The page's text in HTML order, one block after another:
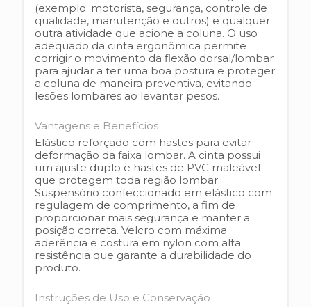
(exemplo: motorista, segurança, controle de
qualidade, manutenção e outros) e qualquer
outra atividade que acione a coluna. O uso
adequado da cinta ergonômica permite
corrigir o movimento da flexão dorsal/lombar
para ajudar a ter uma boa postura e proteger
a coluna de maneira preventiva, evitando
lesões lombares ao levantar pesos.
Vantagens e Benefícios
Elástico reforçado com hastes para evitar
deformação da faixa lombar. A cinta possui
um ajuste duplo e hastes de PVC maleável
que protegem toda região lombar.
Suspensório confeccionado em elástico com
regulagem de comprimento, a fim de
proporcionar mais segurança e manter a
posição correta. Velcro com máxima
aderência e costura em nylon com alta
resistência que garante a durabilidade do
produto.
Instruções de Uso e Conservação